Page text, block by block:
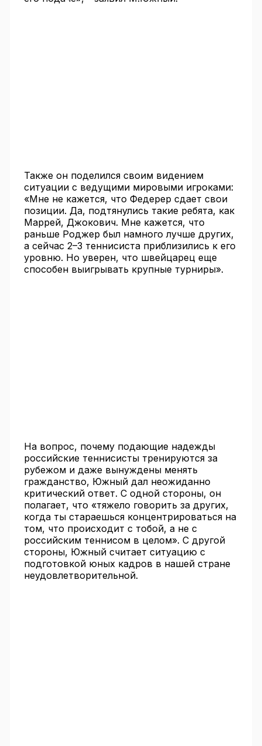
Также он поделился своим видением
ситуации с ведущими мировыми игроками:
«Мне не кажется, что Федерер сдает свои
позиции. Да, подтянулись такие ребята, как
Маррей, Джокович. Мне кажется, что
раньше Роджер был намного лучше других,
а сейчас 2–3 теннисиста приблизились к его
уровню. Но уверен, что швейцарец еще
способен выигрывать крупные турниры».
На вопрос, почему подающие надежды
российские теннисисты тренируются за
рубежом и даже вынуждены менять
гражданство, Южный дал неожиданно
критический ответ. С одной стороны, он
полагает, что «тяжело говорить за других,
когда ты стараешься концентрироваться на
том, что происходит с тобой, а не с
российским теннисом в целом». С другой
стороны, Южный считает ситуацию с
подготовкой юных кадров в нашей стране
неудовлетворительной.